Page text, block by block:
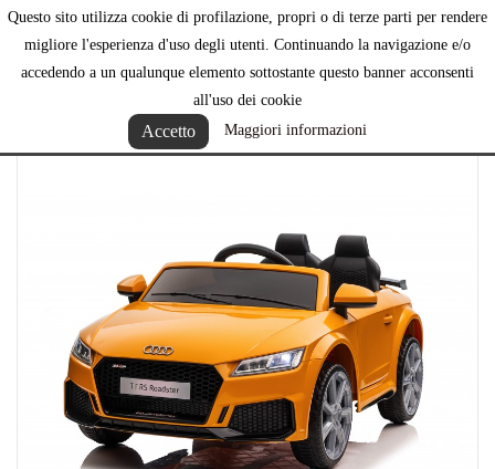
Questo sito utilizza cookie di profilazione, propri o di terze parti per rendere
migliore l'esperienza d'uso degli utenti. Continuando la navigazione e/o
accedendo a un qualunque elemento sottostante questo banner acconsenti
all'uso dei cookie
Accetto Maggiori informazioni
